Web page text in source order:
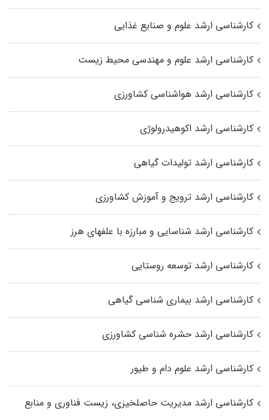
کارشناسی ارشد علوم و صنایع غذایی
کارشناسی ارشد علوم و مهندسی محیط زیست
کارشناسی ارشد هواشناسی کشاورزی
کارشناسی ارشد اکوهیدرولوژی
کارشناسی ارشد تولیدات گیاهی
کارشناسی ارشد ترویج و آموزش کشاورزی
کارشناسی ارشد شناسایی و مبارزه با علفهای هرز
کارشناسی ارشد توسعه روستایی
کارشناسی ارشد بیماری‌ شناسی گیاهی
کارشناسی ارشد حشره‌ شناسی کشاورزی
کارشناسی ارشد علوم دام و طیور
کارشناسی ارشد مدیریت حاصلخیزی، زیست فناوری و منابع